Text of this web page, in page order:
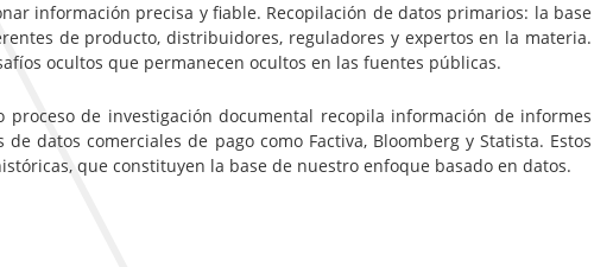
información precisa y fiable. Recopilación de datos primarios: la base
de producto, distribuidores, reguladores y expertos en la materia.
ocultos que permanecen ocultos en las fuentes públicas.
de investigación documental recopila información de informes
datos comerciales de pago como Factiva, Bloomberg y Statista. Estos
que constituyen la base de nuestro enfoque basado en datos.